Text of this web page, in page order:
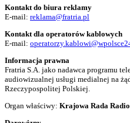
Kontakt do biura reklamy
E-mail: reklama@fratria.pl
Kontakt dla operatorów kablowych
E-mail:
Informacja prawna
Fratria S.A. jako nadawca programu
audiowizualnej usługi medialnej na
Rzeczypospolitej Polskiej.
Organ właściwy: Krajowa Rada